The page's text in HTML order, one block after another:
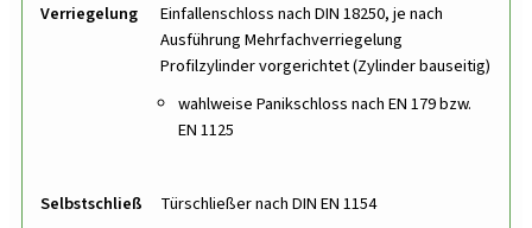
Verriegelung
Einfallenschloss nach DIN 18250, je nach
Ausführung Mehrfachverriegelung
Profilzylinder vorgerichtet (Zylinder bauseitig)
wahlweise Panikschloss nach EN 179 bzw.
EN 1125
SelbstschließungTürschließer nach DIN EN 1154